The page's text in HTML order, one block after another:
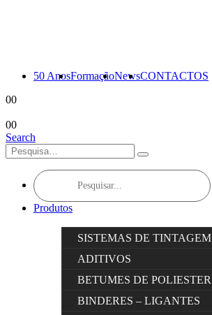
50 AnosFormaçãoNewsCONTACTOS
00
00
Search
Products
search
Produtos
SISTEMAS DE TINTAGEM
ADITIVOS
BETUMES DE POLIESTER
BINDERES – LIGANTES